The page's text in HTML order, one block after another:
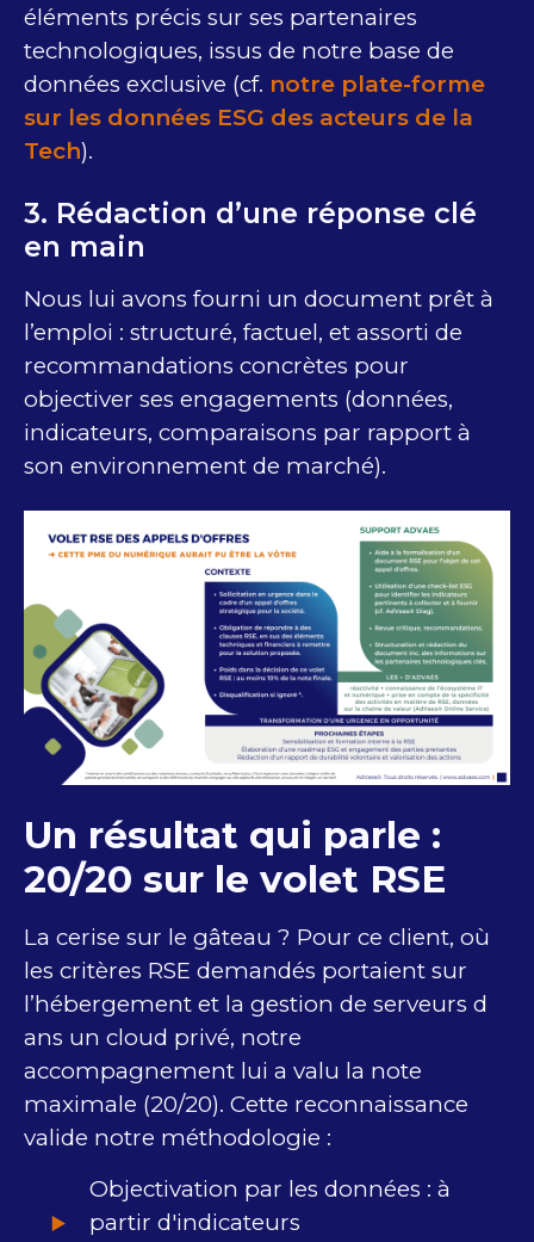
éléments précis sur ses partenaires
technologiques, ​issus de notre base de
données exclusive (cf. notre plate-forme​
sur les données ESG des acteurs de la
Tech).
​3. Rédaction d’une réponse cl​é
en main
Nous lui avons fourni un document prêt à
l’emploi : structuré, factuel, et assorti de
recommandations concrètes pour
objectiver ses engagements (données,
indicateurs, comparaisons ​par rapport à
son environnement de marché).
Un résultat qui parle :
20/20 sur le volet RSE
La cerise sur le gâteau ? Pour ​c​e client​, où
le​s critère​s RSE ​demandés portaient sur
l’hébergement et la gestion de serveurs ​d​
ans un cloud privé, notre
accompagnement lui a valu la note
maximale (20/20). Cette reconnaissance
valide notre méthodologie :
​Objectivation ​par les données : ​à
partir d'indicateurs